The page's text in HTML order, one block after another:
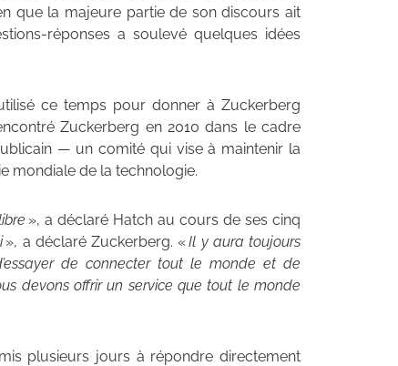
que la majeure partie de son discours ait
réponses a soulevé quelques idées
ce temps pour donner à Zuckerberg
Zuckerberg en 2010 dans le cadre
— un comité qui vise à maintenir la
mondiale de la technologie.
», a déclaré Hatch au cours de ses cinq
», a déclaré Zuckerberg. «Il y aura toujours
de connecter tout le monde et de
devons offrir un service que tout le monde
plusieurs jours à répondre directement